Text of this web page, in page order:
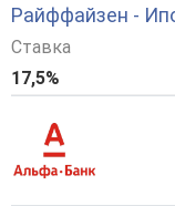
Райффайзен -
Ставка
17,5%